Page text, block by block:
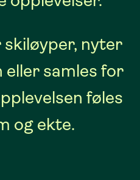
nyter
eller samles for
føles
og ekte.